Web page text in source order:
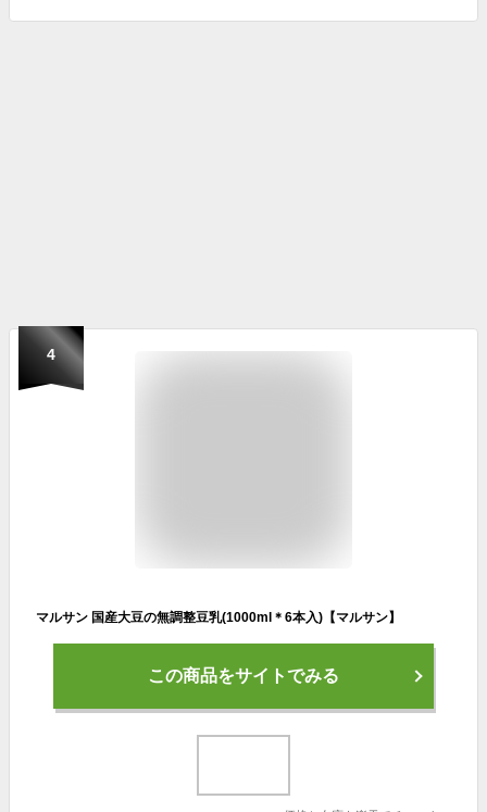
4
マルサン 国産大豆の無調整豆乳(1000ml＊6本入)【マルサン】
この商品をサイトでみる